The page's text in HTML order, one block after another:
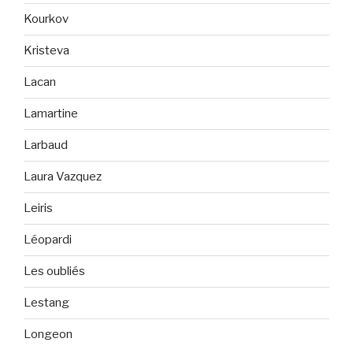
Kourkov
Kristeva
Lacan
Lamartine
Larbaud
Laura Vazquez
Leiris
Léopardi
Les oubliés
Lestang
Longeon